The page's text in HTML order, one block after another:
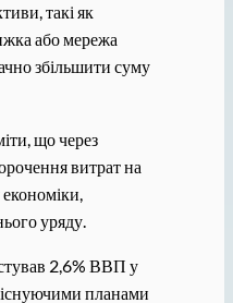
такі як
або мережа
збільшити суму
що через
витрат на
уряду.
2,6% ВВП у
існуючими планами